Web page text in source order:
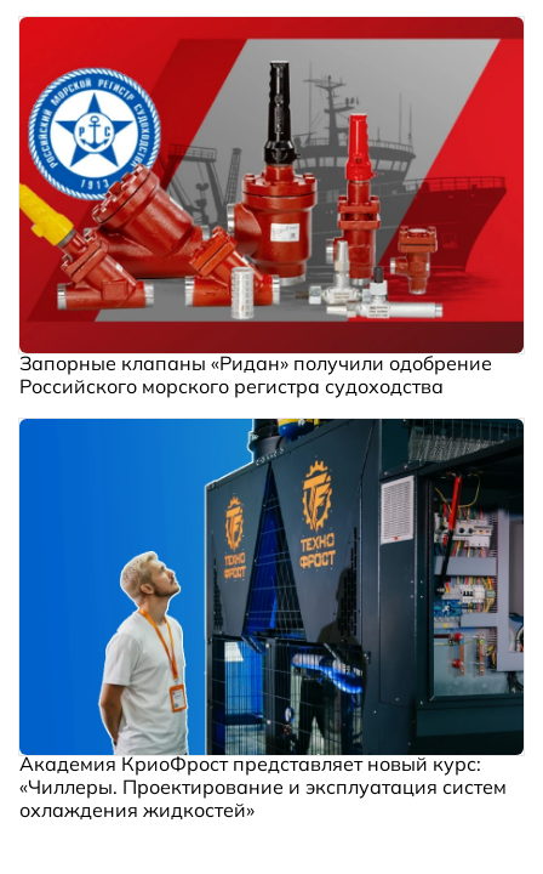
Запорные клапаны «Ридан» получили одобрение
Российского морского регистра судоходства
Академия КриоФрост представляет новый курс:
«Чиллеры. Проектирование и эксплуатация систем
охлаждения жидкостей»